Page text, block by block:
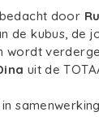
door
de kubus, de
wordt
uit de